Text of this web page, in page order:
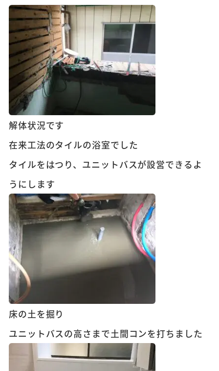
解体状況です
在来工法のタイルの浴室でした
タイルをはつり、ユニットバスが設営できるよ
うにします
床の土を掘り
ユニットバスの高さまで土間コンを打ちました